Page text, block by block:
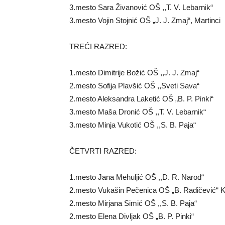
3.mesto Sara Živanović OŠ ,,T. V. Lebarnik“
3.mesto Vojin Stojnić OŠ „J. J. Zmaj“, Martinci
TREĆI RAZRED:
1.mesto Dimitrije Božić OŠ ,,J. J. Zmaj“
2.mesto Sofija Plavšić OŠ ,,Sveti Sava“
2.mesto Aleksandra Laketić OŠ „B. P. Pinki“
3.mesto Maša Dronić OŠ ,,T. V. Lebarnik“
3.mesto Minja Vukotić OŠ ,,S. B. Paja“
ČETVRTI RAZRED:
1.mesto Jana Mehuljić OŠ ,,D. R. Narod“
2.mesto Vukašin Pečenica OŠ „B. Radičević“
2.mesto Mirjana Simić OŠ ,,S. B. Paja“
2.mesto Elena Divljak OŠ „B. P. Pinki“